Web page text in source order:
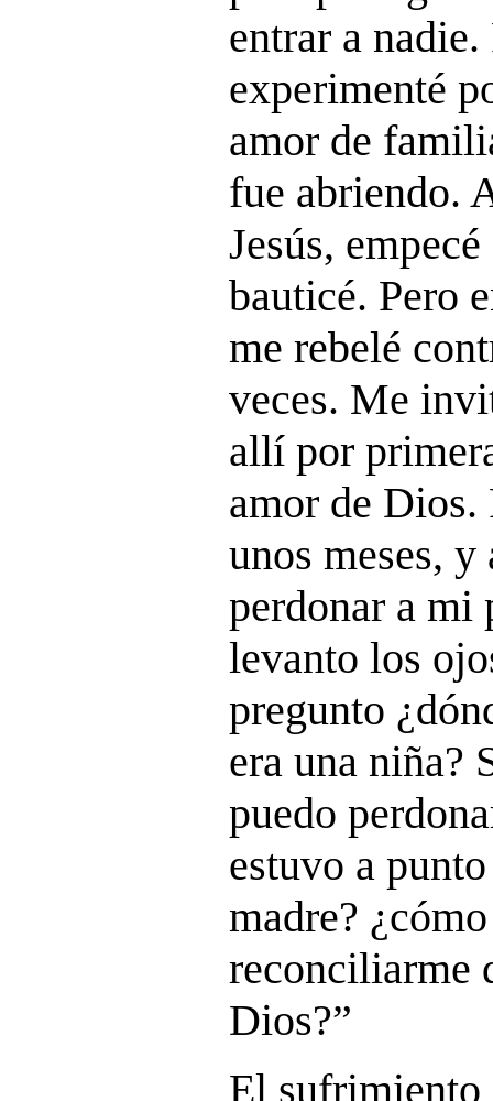
entrar a
experimenté
amor de
fue abriendo.
Jesús,
bauticé. Pero
me rebelé
veces. Me
allí por
amor de Dios.
unos meses, y
perdonar a mi
levanto los
pregunto
era una niña?
puedo
estuvo a
madre?
reconciliarme
Dios?”
El